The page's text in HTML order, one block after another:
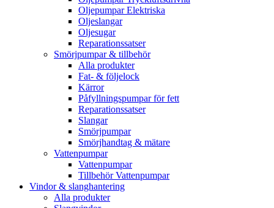
Oljepumpar Elektriska
Oljeslangar
Oljesugar
Reparationssatser
Smörjpumpar & tillbehör
Alla produkter
Fat- & följelock
Kärror
Påfyllningspumpar för fett
Reparationssatser
Slangar
Smörjpumpar
Smörjhandtag & mätare
Vattenpumpar
Vattenpumpar
Tillbehör Vattenpumpar
Vindor & slanghantering
Alla produkter